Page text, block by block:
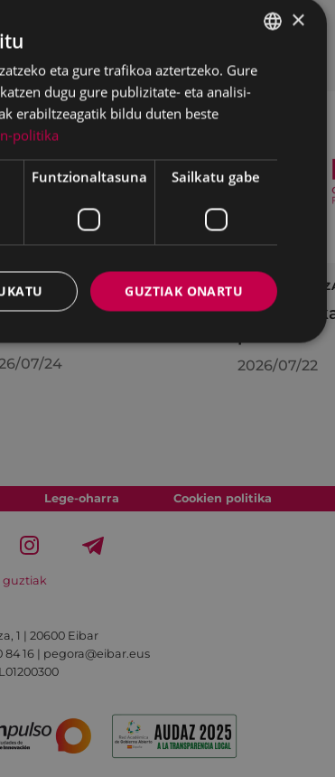
bulegoa itxita
da abuztuaren
07/24
LAN
2026/07/22
Lege-oharra Cookien politika
guztiak
1 | 20600 Eibar
84 16 | pegora@eibar.eus
BASQUE
SPANISH
×
eta gure trafikoa aztertzeko. Gure
dugu gure publizitate- eta analisi-
erabiltzeagatik bildu duten beste
politika
Funtzionaltasuna Sailkatu gabe
GUZTIAK ONARTU